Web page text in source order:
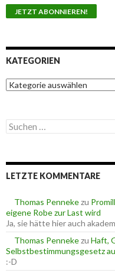
KATEGORIEN
K
a
g
o
n
S
u
e
n
c
h
:
LETZTE KOMMENTARE
Thomas Pennekezu
eigene Robe zur Last wird
Ja, sie hätte hier auch
Thomas Pennekezu Haft,
Selbstbestimmungsgesetz
:-D